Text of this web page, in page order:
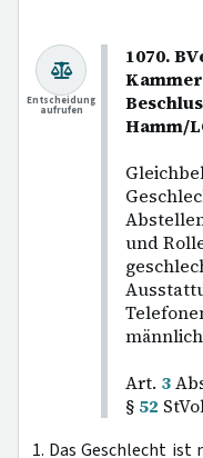
1070.
Kammer
Hamm/
und
Art. 3
§ 52
Entscheidung
aufrufen
1. Das Geschlecht ist